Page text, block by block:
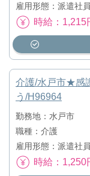
雇用形態：派遣社員
時給：1,215
介護/水戸市★感
う/H96964
勤務地：水戸市
職種：介護
雇用形態：派遣社員
時給：1,250